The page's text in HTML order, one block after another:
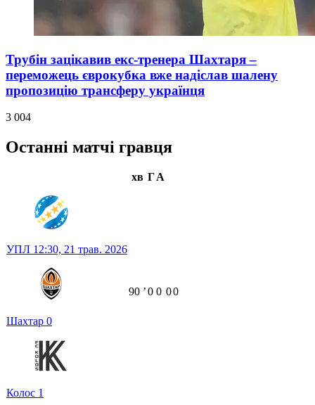
Трубін зацікавив екс-тренера Шахтаря –
переможець єврокубка вже надіслав шалену
пропозицію трансферу українця
3 004
Останні матчі гравця
хв ГА
УПЛ 12:30, 21 трав. 2026
Шахтар 0
Колос 1
90 ʼ0 0 00